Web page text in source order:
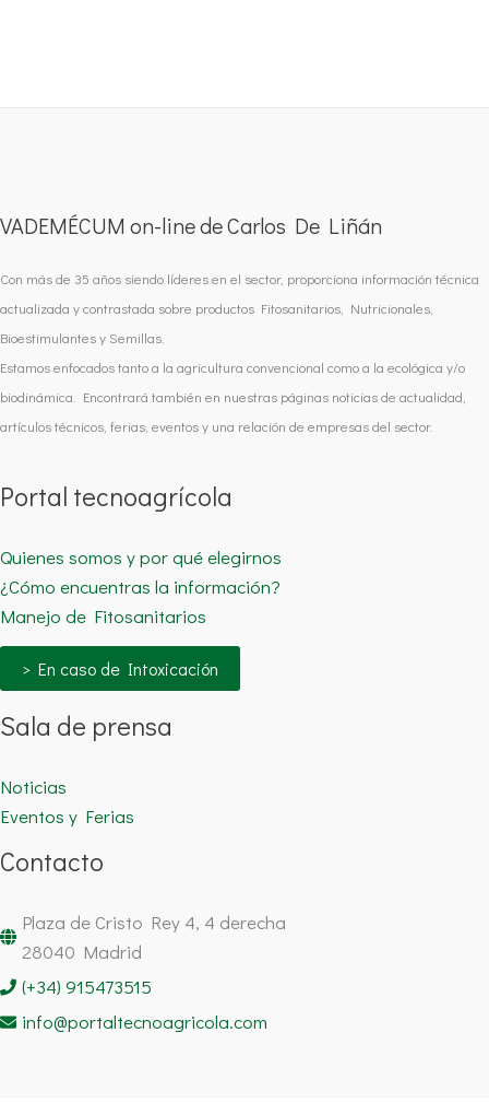
VADEMÉCUM on-line de Carlos De Liñán
Con más de 35 años siendo líderes en el sector, proporciona información técnica
actualizada y contrastada sobre productos Fitosanitarios, Nutricionales,
Bioestimulantes y Semillas.
Estamos enfocados tanto a la agricultura convencional como a la ecológica y/o
biodinámica. Encontrará también en nuestras páginas noticias de actualidad,
artículos técnicos, ferias, eventos y una relación de empresas del sector.
Portal tecnoagrícola
Quienes somos y por qué elegirnos
¿Cómo encuentras la información?
Manejo de Fitosanitarios
> En caso de Intoxicación
Sala de prensa
Noticias
Eventos y Ferias
Contacto
Plaza de Cristo Rey 4, 4 derecha
28040 Madrid
(+34) 915473515
info@portaltecnoagricola.com